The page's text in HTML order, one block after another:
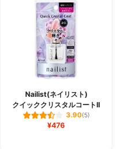
Nailist(ネイリスト)
クイッククリスタルコートII
3.90(5)
¥476